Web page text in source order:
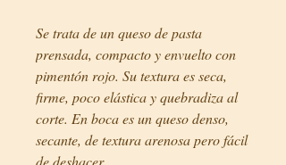
Se trata de un queso de pasta
prensada, compacto y envuelto con
pimentón rojo. Su textura es seca,
firme, poco elástica y quebradiza al
corte. En boca es un queso denso,
secante, de textura arenosa pero fácil
de deshacer.